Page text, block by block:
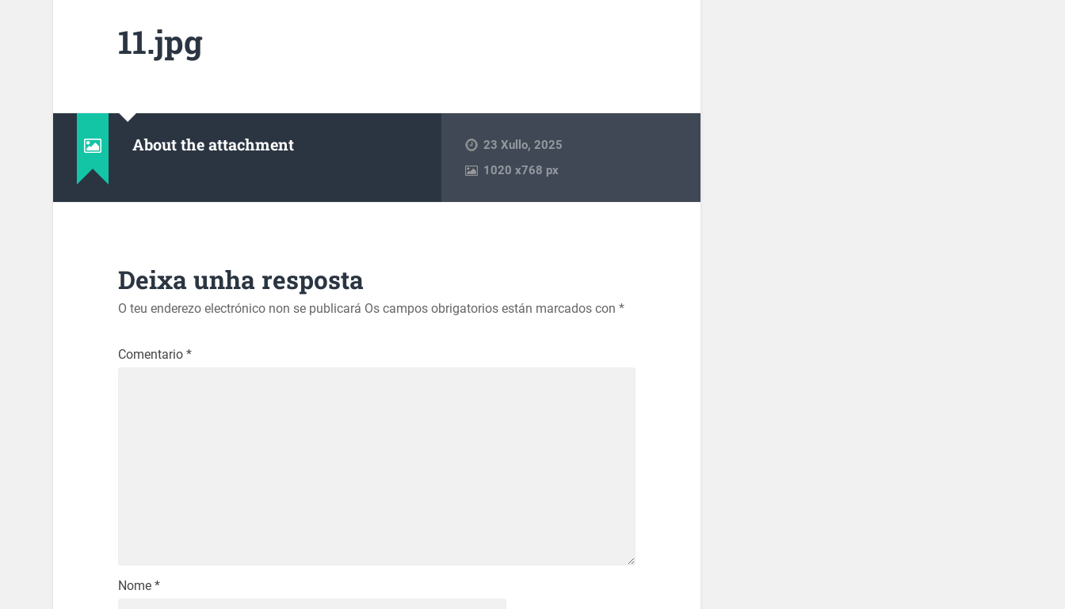
11.jpg
About the attachment
23 Xullo, 2025
1020x768 px
Deixa unha resposta
O teu enderezo electrónico non se publicará Os campos obrigatorios están marcados con *
Comentario *
Nome *